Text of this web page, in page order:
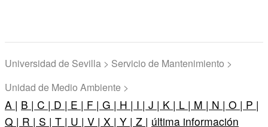
Universidad de Sevilla > Servicio de Mantenimiento >
Unidad de Medio Ambiente >
A | B | C | D | E | F | G | H | I | J | K | L | M | N | O | P |
Q | R | S | T | U | V | X | Y | Z | última información